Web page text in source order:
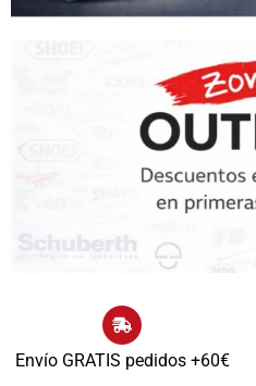
Envío GRATIS pedidos +60€